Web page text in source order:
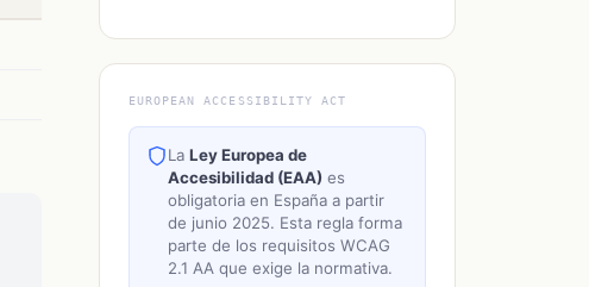
EUROPEAN ACCESSIBILITY ACT
LaLey Europea de
Accesibilidad (EAA) es
obligatoria en España a partir
de junio 2025. Esta regla forma
parte de los requisitos WCAG
2.1 AA que exige la normativa.